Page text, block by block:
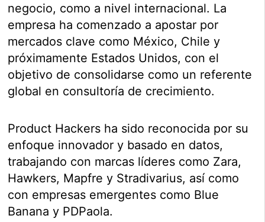
negocio, como a nivel internacional. La
empresa ha comenzado a apostar por
mercados clave como México, Chile y
próximamente Estados Unidos, con el
objetivo de consolidarse como un referente
global en consultoría de crecimiento.
Product Hackers ha sido reconocida por su
enfoque innovador y basado en datos,
trabajando con marcas líderes como Zara,
Hawkers, Mapfre y Stradivarius, así como
con empresas emergentes como Blue
Banana y PDPaola.